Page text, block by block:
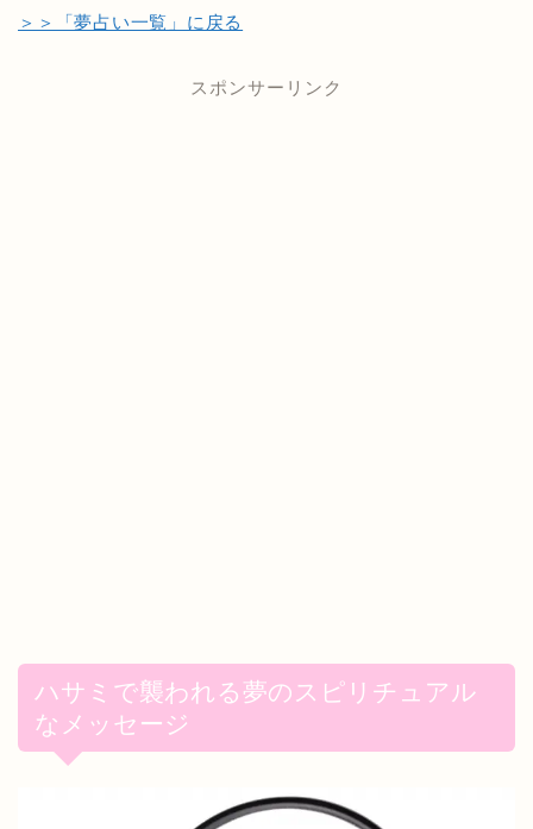
＞＞「夢占い一覧」に戻る
スポンサーリンク
ハサミで襲われる夢のスピリチュアル
なメッセージ